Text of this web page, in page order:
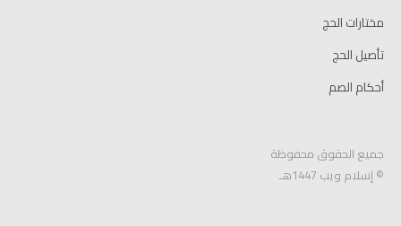
مختارات الحج
تأصيل الحج
أحكام الصم
جميع الحقوق محفوظة
© إسلام ويب 1447هـ